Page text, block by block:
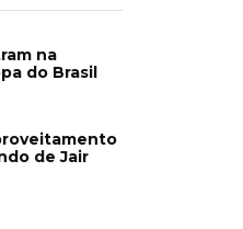
na
do Brasil
de Jair